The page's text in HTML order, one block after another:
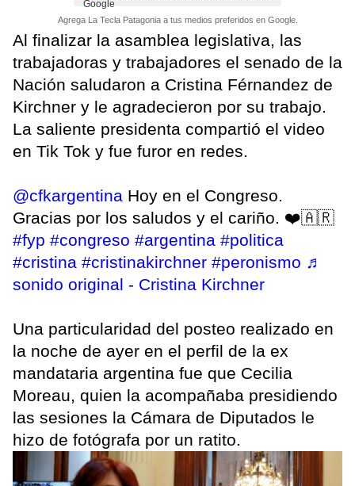
Agrega La Tecla Patagonia a tus medios preferidos en Google.
Al finalizar la asamblea legislativa, las
trabajadoras y trabajadores el senado de la
Nación saludaron a Cristina Férnandez de
Kirchner y le agradecieron por su trabajo.
La saliente presidenta compartió el video
en Tik Tok y fue furor en redes.
@cfkargentina Hoy en el Congreso.
Gracias por los saludos y el cariño. ❤️🇦🇷
#fyp #congreso #argentina #politica
#cristina #cristinakirchner #peronismo ♬
sonido original - Cristina Kirchner
Una particularidad del posteo realizado en
la noche de ayer en el perfil de la ex
mandataria argentina fue que Cecilia
Moreau, quien la acompañaba presidiendo
las sesiones la Cámara de Diputados le
hizo de fotógrafa por un ratito.